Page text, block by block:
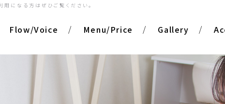
用になる方はぜひご覧ください。
Flow/Voice Menu/Price Gallery